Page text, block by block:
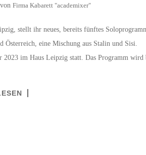
vonFirma Kabarett "academixer"
stellt ihr neues, bereits fünftes
Österreich, eine Mischung aus Stalin und Sisi.
im Haus Leipzig statt. Das Programm wird